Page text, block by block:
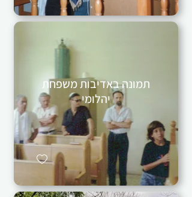
תמונה באדיבות משפחת
יהלומי